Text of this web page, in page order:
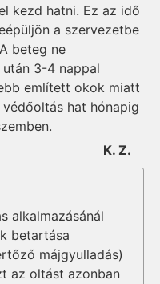
kezd hatni. Ez az idő
a szervezetbe
beteg ne
3-4 nappal
említett okok miatt
hat hónapig
K. Z.
alkalmazásánál
betartása
májgyulladás)
az oltást azonban